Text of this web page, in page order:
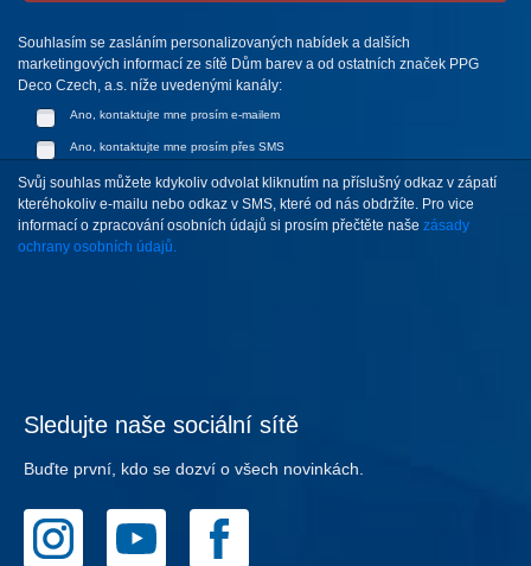
Souhlasím se zasláním personalizovaných nabídek a dalších
marketingových informací ze sítě Dům barev a od ostatních značek PPG
Deco Czech, a.s. níže uvedenými kanály:
Ano, kontaktujte mne prosím e-mailem
Ano, kontaktujte mne prosím přes SMS
Svůj souhlas můžete kdykoliv odvolat kliknutím na příslušný odkaz v zápatí
kteréhokoliv e-mailu nebo odkaz v SMS, které od nás obdržíte. Pro vice
informací o zpracování osobních údajů si prosím přečtěte naše zásady
ochrany osobních údajů.
Sledujte naše sociální sítě
Buďte první, kdo se dozví o všech novinkách.